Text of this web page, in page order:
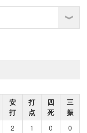
安
打
打
点
四
死
三
振
2 1 0
0